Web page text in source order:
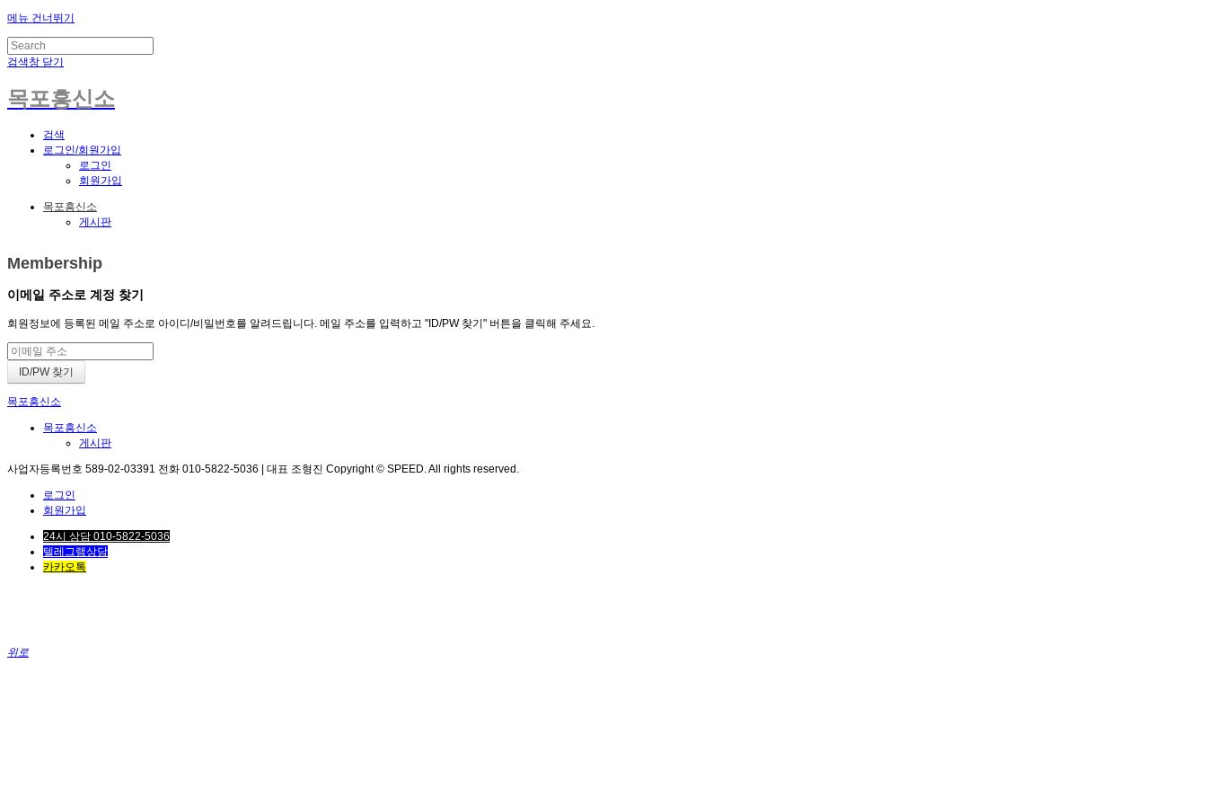
메뉴 건너뛰기
검색창 닫기
목포흥신소
검색
로그인/회원가입
로그인
회원가입
목포흥신소
게시판
Membership
이메일 주소로 계정 찾기
회원정보에 등록된 메일 주소로 아이디/비밀번호를 알려드립니다. 메일 주소를 입력하고 "ID/PW 찾기" 버튼을 클릭해 주세요.
목포흥신소
목포흥신소
게시판
사업자등록번호 589-02-03391 전화 010-5822-5036 | 대표 조형진 Copyright © SPEED. All rights reserved.
로그인
회원가입
24시 상담 010-5822-5036
텔레그램상담
카카오톡
위로